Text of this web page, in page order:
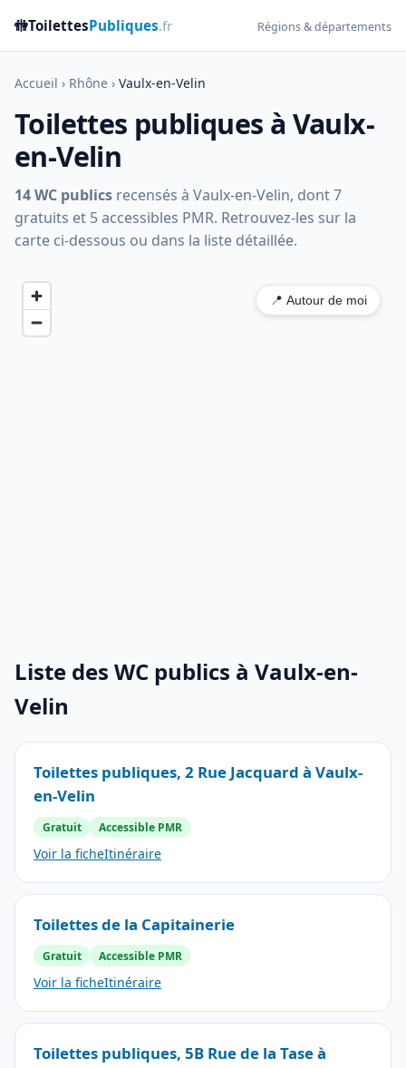
🚻ToilettesPubliques.fr Régions & départements
Accueil › Rhône › Vaulx-en-Velin
Toilettes publiques à Vaulx-
en-Velin
14 WC publics recensés à Vaulx-en-Velin, dont 7
gratuits et 5 accessibles PMR. Retrouvez-les sur la
carte ci-dessous ou dans la liste détaillée.
📍 Autour de moi
Liste des WC publics à Vaulx-en-
Velin
Toilettes publiques, 2 Rue Jacquard à Vaulx-
en-Velin
Gratuit Accessible PMR
Voir la ficheItinéraire
Toilettes de la Capitainerie
Gratuit Accessible PMR
Voir la ficheItinéraire
Toilettes publiques, 5B Rue de la Tase à